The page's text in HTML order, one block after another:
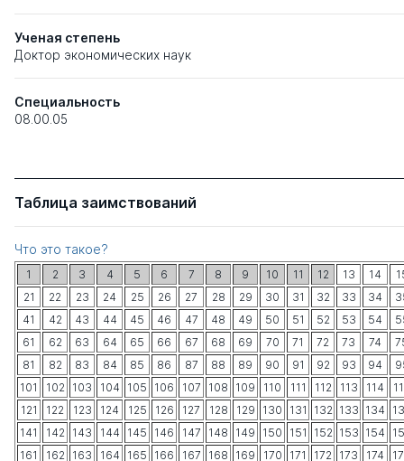
Ученая степень
Доктор экономических наук
Специальность
08.00.05
Таблица заимствований
Что это такое?
1 2 3 4 5 6 7 8 9 10 11 12 13 14
21
22 23 24 25 26 27 28 29 30 31 32 33 34
41
42 43 44 45 46 47 48 49 50 51 52 53 54
61
62 63 64 65 66 67 68 69 70 71 72 73 74
81
82 83 84 85 86 87 88 89 90 91 92 93 94
101
102 103 104 105 106 107 108 109 110 111 112 113 114
121
122 123 124 125 126 127 128 129 130 131 132 133 134
141
142 143 144 145 146 147 148 149 150 151 152 153 154
161
162 163 164 165 166 167 168 169 170 171 172 173 174